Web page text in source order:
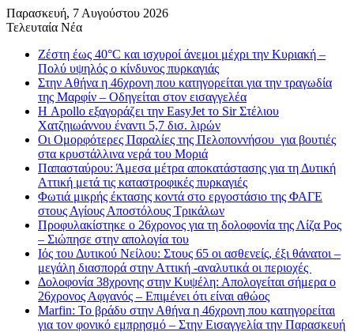
Παρασκευή, 7 Αυγούστου 2026
Τελευταία Νέα
Ζέστη έως 40°C και ισχυροί άνεμοι μέχρι την Κυριακή –
Πολύ υψηλός ο κίνδυνος πυρκαγιάς
Στην Αθήνα η 46χρονη που κατηγορείται για την τραγωδία
της Μαρφίν – Οδηγείται στον εισαγγελέα
Η Apollo εξαγοράζει την EasyJet το Sir Στέλιου
Χατζηιωάννου έναντι 5,7 δισ. λιρών
Οι Ομορφότερες Παραλίες της Πελοποννήσου για βουτιές
στα κρυστάλλινα νερά του Μοριά
Παπασταύρου: Άμεσα μέτρα αποκατάστασης για τη Δυτική
Αττική μετά τις καταστροφικές πυρκαγιές
Φωτιά μικρής έκτασης κοντά στο εργοστάσιο της ΦΑΓΕ
στους Αγίους Αποστόλους Τρικάλων
Προφυλακίστηκε ο 26χρονος για τη δολοφονία της Λίζα Ρος
– Σιώπησε στην απολογία του
Ιός του Δυτικού Νείλου: Στους 65 οι ασθενείς, έξι θάνατοι –
μεγάλη διασπορά στην Αττική -αναλυτικά οι περιοχές
Δολοφονία 38χρονης στην Κυψέλη: Απολογείται σήμερα ο
26χρονος Αφγανός – Επιμένει ότι είναι αθώος
Marfin: Το βράδυ στην Αθήνα η 46χρονη που κατηγορείται
για τον φονικό εμπρησμό – Στην Εισαγγελία την Παρασκευή